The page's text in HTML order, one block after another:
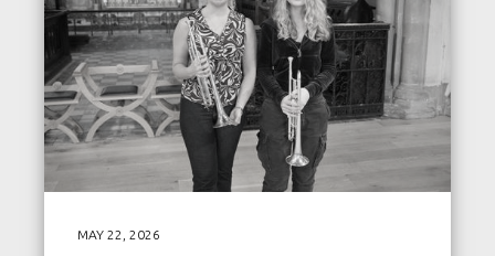
MAY 22, 2026